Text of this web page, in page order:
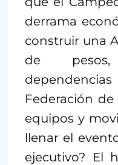
derrama
construir una
de
Federación
equipos y
llenar el
ejecutivo? El